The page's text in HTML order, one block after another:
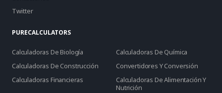
Twitter
PURECALCULATORS
Calculadoras De Biología
Calculadoras De Química
Calculadoras De Construcción
Convertidores Y Conversión
Calculadoras Financieras
Calculadoras De Alimentación Y
Nutrición